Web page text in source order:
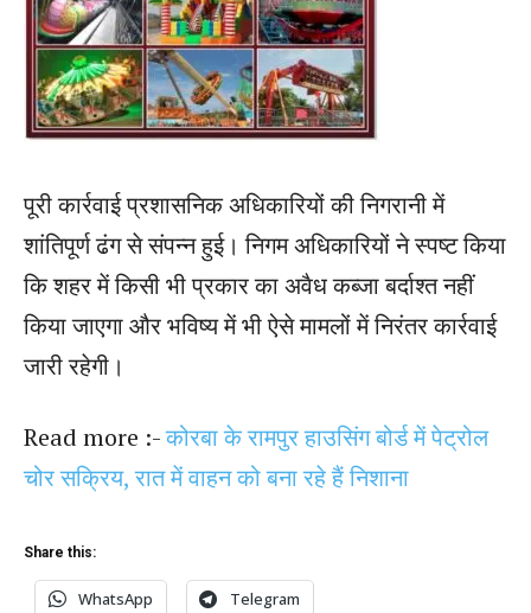
पूरी कार्रवाई प्रशासनिक अधिकारियों की निगरानी में
शांतिपूर्ण ढंग से संपन्न हुई। निगम अधिकारियों ने स्पष्ट किया
कि शहर में किसी भी प्रकार का अवैध कब्जा बर्दाश्त नहीं
किया जाएगा और भविष्य में भी ऐसे मामलों में निरंतर कार्रवाई
जारी रहेगी।
Read more :-कोरबा के रामपुर हाउसिंग बोर्ड में पेट्रोल
चोर सक्रिय, रात में वाहन को बना रहे हैं निशाना
Share this:
WhatsApp Telegram